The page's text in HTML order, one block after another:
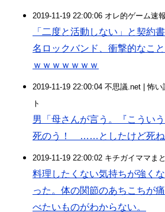
2019-11-19 22:00:06 オレ的ゲーム速
「二度と活動しない」と契約
名ロックバンド、衝撃的なこ
ｗｗｗｗｗｗｗ
2019-11-19 22:00:04 不思議.net | 怖
ト
男「母さんが言う。『こうい
死のう！ ……としたけど死ね
2019-11-19 22:00:02 キチガイママま
料理したくない気持ちが強く
った。体の関節のあちこちが
べたいものがわからない。